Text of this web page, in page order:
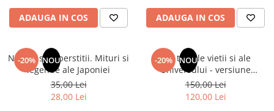
Ramtha
Audiobook
ReConnect
Religie
Crestinism
ScienceConnection
ADAUGA IN COS ADAUGA IN COS
-20% NOU
Natura si superstitii. Mituri si
legende ale Japoniei
35,00 Lei
28,00 Lei
-20% NOU
Din tainele vietii si ale
Universului - versiune
originala din 1939. Volumele I-
III. Cutie de colectie -Scarlat
Demetrescu
150,00 Lei
120,00 Lei